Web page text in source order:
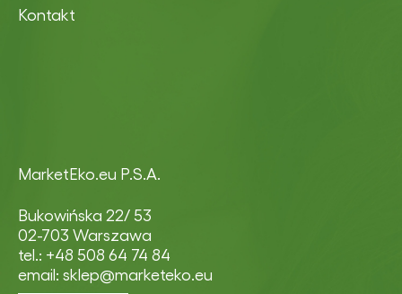
MarketEko.eu P.S.A.
Bukowińska 22/ 53
02-703 Warszawa
tel.: +48 508 64 74 84
email: sklep@marketeko.eu
Kontakt